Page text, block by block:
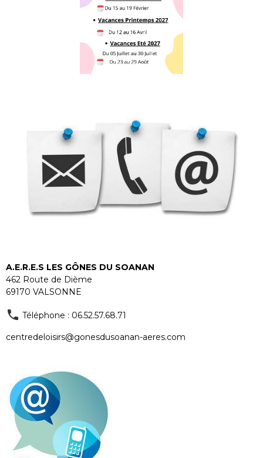
A.E.R.E.S LES GÔNES DU SOANAN
462 Route de Dième
69170 VALSONNE
Téléphone : 06.52.57.68.71
centredeloisirs@gonesdusoanan-aeres.com